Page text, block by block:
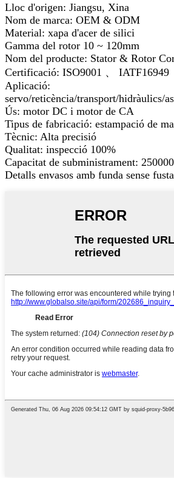
Lloc d'origen: Jiangsu, Xina
Nom de marca: OEM & ODM
Material: xapa d'acer de silici
Gamma del rotor 10 ~ 120mm
Nom del producte: Stator & Rotor
Certificació: ISO9001 、 IATF16949
Aplicació:
servo/reticència/transport/hidràulics/
Ús: motor DC i motor de CA
Tipus de fabricació: estampació de
Tècnic: Alta precisió
Qualitat: inspecció 100%
Capacitat de subministrament:
Detalls envasos amb funda sense